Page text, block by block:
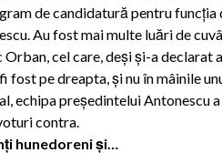
de candidatură pentru
Au fost mai multe luări de
Orban, cel care, deşi şi-a
fost pe dreapta, şi nu în mâinile
echipa preşedintelui
contra.
hunedoreni şi…